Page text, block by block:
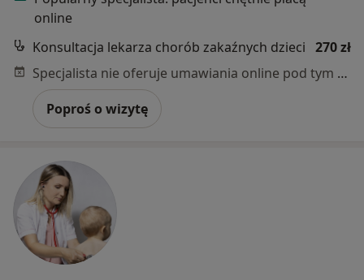
online
Konsultacja lekarza chorób zakaźnych dzieci 270 zł
Specjalista nie oferuje umawiania online pod tym adresem.
Poproś o wizytę